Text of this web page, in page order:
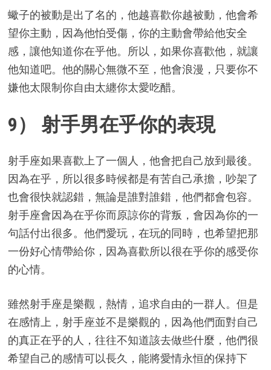
蠍子的被動是出了名的，他越喜歡你越被動，他會希
望你主動，因為他怕受傷，你的主動會帶給他安全
感，讓他知道你在乎他。所以，如果你喜歡他，就讓
他知道吧。他的關心無微不至，他會浪漫，只要你不
嫌他太限制你自由太纏你太愛吃醋。
9） 射手男在乎你的表現
射手座如果喜歡上了一個人，他會把自己放到最後。
因為在乎，所以很多時候都是有苦自己承擔，吵架了
也會很快就認錯，無論是誰對誰錯，他們都會包容。
射手座會因為在乎你而原諒你的背叛，會因為你的一
句話付出很多。他們愛玩，在玩的同時，也希望把那
一份好心情帶給你，因為喜歡所以很在乎你的感受你
的心情。
雖然射手座是樂觀，熱情，追求自由的一群人。但是
在感情上，射手座並不是樂觀的，因為他們面對自己
的真正在乎的人，往往不知道該去做些什麼，他們很
希望自己的感情可以長久，能將愛情永恒的保持下